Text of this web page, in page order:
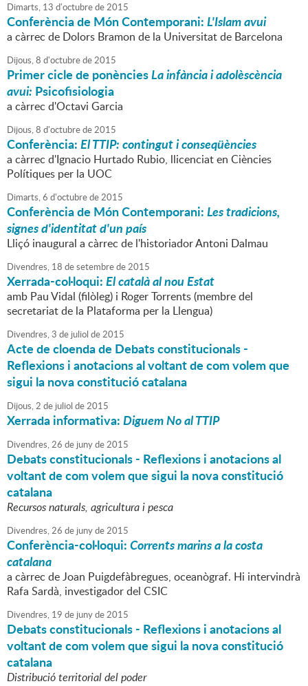
Dimarts, 13 d'octubrede2015
Conferència de Món Contemporani:L'Islam avui
a càrrec de Dolors Bramon de la Universitat de Barcelona
Dijous,8 d'octubrede2015
Primer cicle de ponènciesLa infància i adolèscència
avui: Psicofisiologia
a càrrec d'Octavi Garcia
Dijous,8 d'octubrede2015
Conferència:El TTIP: contingut i conseqüències
a càrrec d'Ignacio Hurtado Rubio, llicenciat en Ciències
Polítiques per la UOC
Dimarts,6 d'octubrede2015
Conferència de Món Contemporani:Les tradicions,
signes d'identitat d'un país
Lliçó inaugural a càrrec de l'historiador Antoni Dalmau
Divendres, 18 desetembrede2015
Xerrada-col·loqui:El català al nou Estat
amb Pau Vidal (filòleg) i Roger Torrents (membre del
secretariat de la Plataforma per la Llengua)
Divendres,3 de juliol de2015
Acte de cloenda de Debats constitucionals -
Reflexions i anotacions al voltant de com volem que
sigui la nova constitució catalana
Dijous,2 de juliol de2015
Xerrada informativa:Diguem No al TTIP
Divendres,26 de junyde2015
Debats constitucionals - Reflexions i anotacions al
voltant de com volem que sigui la nova constitució
catalana
Recursos naturals, agricultura i pesca
Divendres,26 de junyde2015
Conferència-col·loqui:Corrents marins a la costa
catalana
a càrrec de Joan Puigdefàbregues, oceanògraf. Hi intervindrà
Rafa Sardà, investigador del CSIC
Divendres, 19 de junyde2015
Debats constitucionals - Reflexions i anotacions al
voltant de com volem que sigui la nova constitució
catalana
Distribució territorial del poder